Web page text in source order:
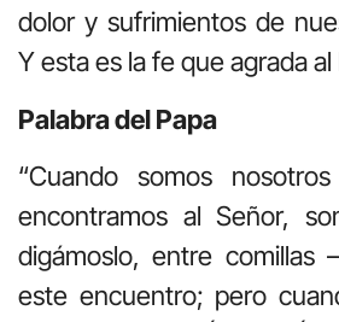
dolor y sufrimientos de
Y esta es la fe que agrada al
Palabra del Papa
“Cuando somos
encontramos al Señor,
digámoslo, entre comillas
este encuentro; pero